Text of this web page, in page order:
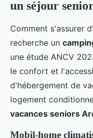
un séjour
Comment s'assurer
recherche un
une étude ANCV
le confort et
d'hébergement de
logement
vacances seniors
Mobil-home